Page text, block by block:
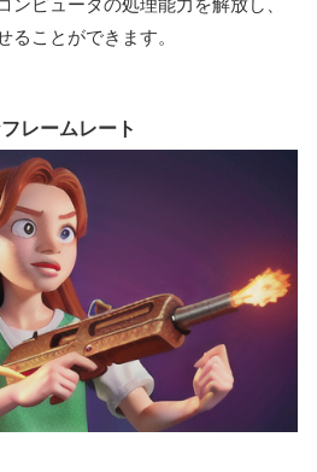
ンピュータの処理能力を解放し、
ることができます。
レームレート